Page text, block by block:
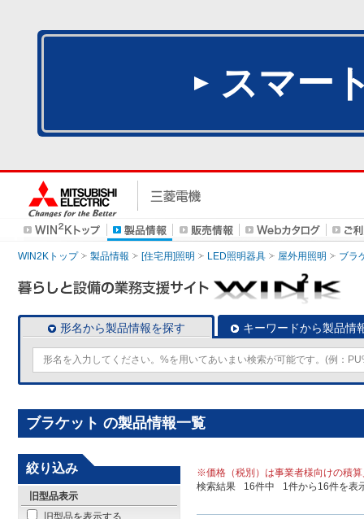
スマー
WIN2Kトップ 製品情報 [住宅用]照明 LED照明器具 屋外用照明 ブラ
形名から製品情報を探す キーワードから製品情
ブラケット の製品情報一覧
※価格（税別）は事業者様向けの積
検索結果
16件中 1件から 16件を表
絞り込み
旧型品表示